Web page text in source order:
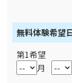
無料体験希望
第1希望
月